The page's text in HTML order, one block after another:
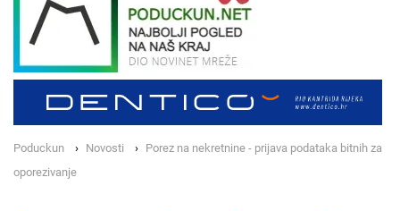
Poduckun Novosti
Porez na nekretnine - prijava podataka bitnih za
oporezivanje